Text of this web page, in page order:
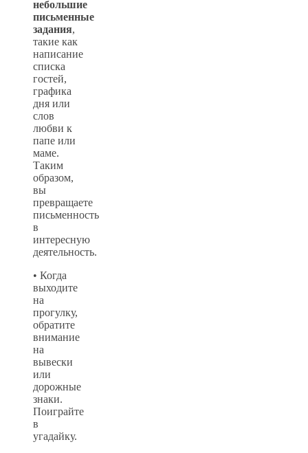
небольшие
письменные
задания,
такие как
написание
списка
гостей,
графика
дня или
слов
любви к
папе или
маме.
Таким
образом,
вы
превращаете
письменность
в
интересную
деятельность.
• Когда
выходите
на
прогулку,
обратите
внимание
на
вывески
или
дорожные
знаки.
Поиграйте
в
угадайку.